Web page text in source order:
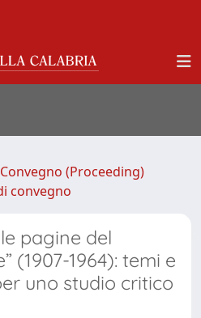
(Proceeding)
convegno
pagine del
(1907-1964): temi e
uno studio critico